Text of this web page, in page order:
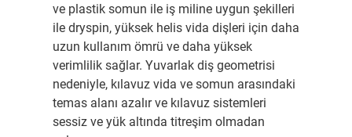
ve plastik somun ile iş miline uygun şekilleri
ile dryspin, yüksek helis vida dişleri için daha
uzun kullanım ömrü ve daha yüksek
verimlilik sağlar. Yuvarlak diş geometrisi
nedeniyle, kılavuz vida ve somun arasındaki
temas alanı azalır ve kılavuz sistemleri
sessiz ve yük altında titreşim olmadan